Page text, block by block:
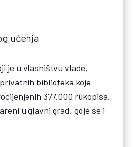
učenja
je u vlasništvu vlade,
biblioteka koje
377.000 rukopisa.
u glavni grad, gdje se i